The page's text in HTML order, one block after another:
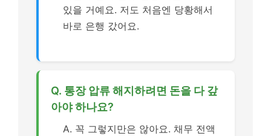
있을 거예요. 저도 처음엔 당황해서
바로 은행 갔어요.
Q. 통장 압류 해지하려면 돈을 다 갚
아야 하나요?
A. 꼭 그렇지만은 않아요. 채무 전액